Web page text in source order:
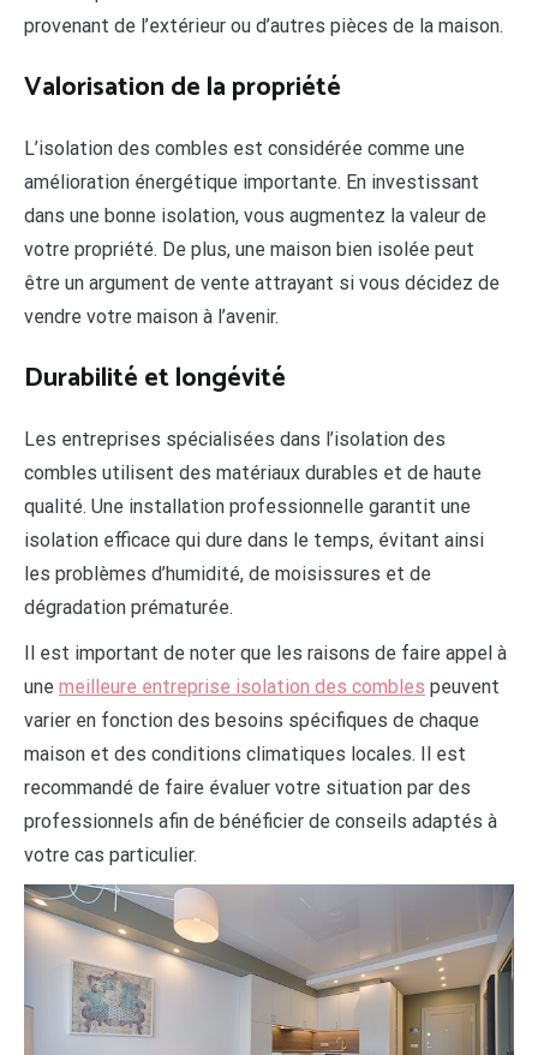
provenant de l’extérieur ou d’autres pièces de la maison.
Valorisation de la propriété
L’isolation des combles est considérée comme une
amélioration énergétique importante. En investissant
dans une bonne isolation, vous augmentez la valeur de
votre propriété. De plus, une maison bien isolée peut
être un argument de vente attrayant si vous décidez de
vendre votre maison à l’avenir.
Durabilité et longévité
Les entreprises spécialisées dans l’isolation des
combles utilisent des matériaux durables et de haute
qualité. Une installation professionnelle garantit une
isolation efficace qui dure dans le temps, évitant ainsi
les problèmes d’humidité, de moisissures et de
dégradation prématurée.
Il est important de noter que les raisons de faire appel à
une meilleure entreprise isolation des combles peuvent
varier en fonction des besoins spécifiques de chaque
maison et des conditions climatiques locales. Il est
recommandé de faire évaluer votre situation par des
professionnels afin de bénéficier de conseils adaptés à
votre cas particulier.